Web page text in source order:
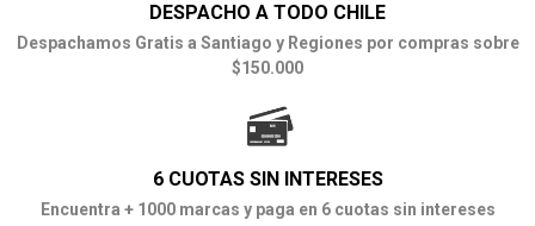
DESPACHO A TODO CHILE
Despachamos Gratis a Santiago y Regiones por compras sobre
$150.000
6 CUOTAS SIN INTERESES
Encuentra + 1000 marcas y paga en 6 cuotas sin intereses